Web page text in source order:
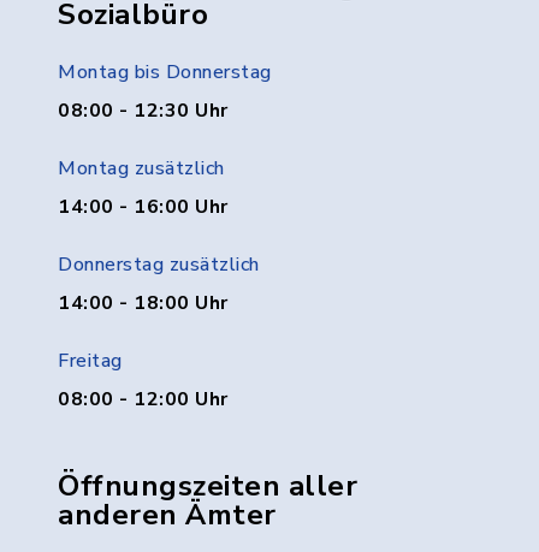
Sozialbüro
Montag bis Donnerstag
08:00 - 12:30 Uhr
Montag zusätzlich
14:00 - 16:00 Uhr
Donnerstag zusätzlich
14:00 - 18:00 Uhr
Freitag
08:00 - 12:00 Uhr
Öffnungszeiten aller
anderen Ämter